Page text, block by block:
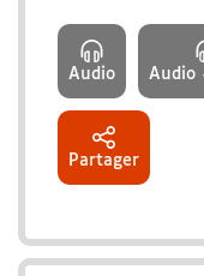
Audio Audio
Partager